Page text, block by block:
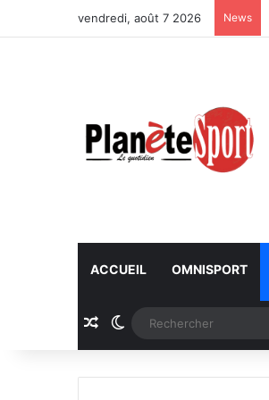
vendredi, août 7 2026 News
ACCUEIL OMNISPORT
Article Aléatoire
Switch skin